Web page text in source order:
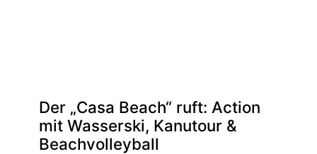
Der „Casa Beach“ ruft: Action
mit Wasserski, Kanutour &
Beachvolleyball